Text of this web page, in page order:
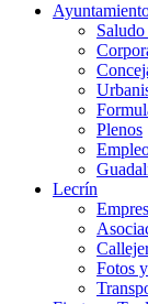
Plenos
Lecrín
Fotos